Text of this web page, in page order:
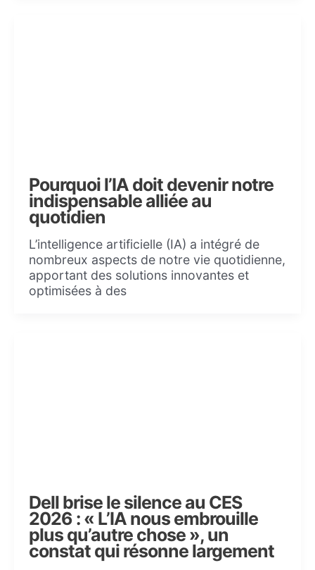
Pourquoi l’IA doit devenir notre
indispensable alliée au
quotidien
L’intelligence artificielle (IA) a intégré de
nombreux aspects de notre vie quotidienne,
apportant des solutions innovantes et
optimisées à des
Dell brise le silence au CES
2026 : « L’IA nous embrouille
plus qu’autre chose », un
constat qui résonne largement